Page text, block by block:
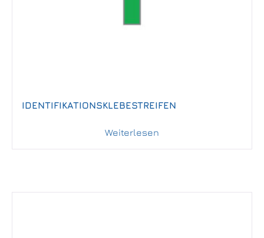
IDENTIFIKATIONSKLEBESTREIFEN
Weiterlesen